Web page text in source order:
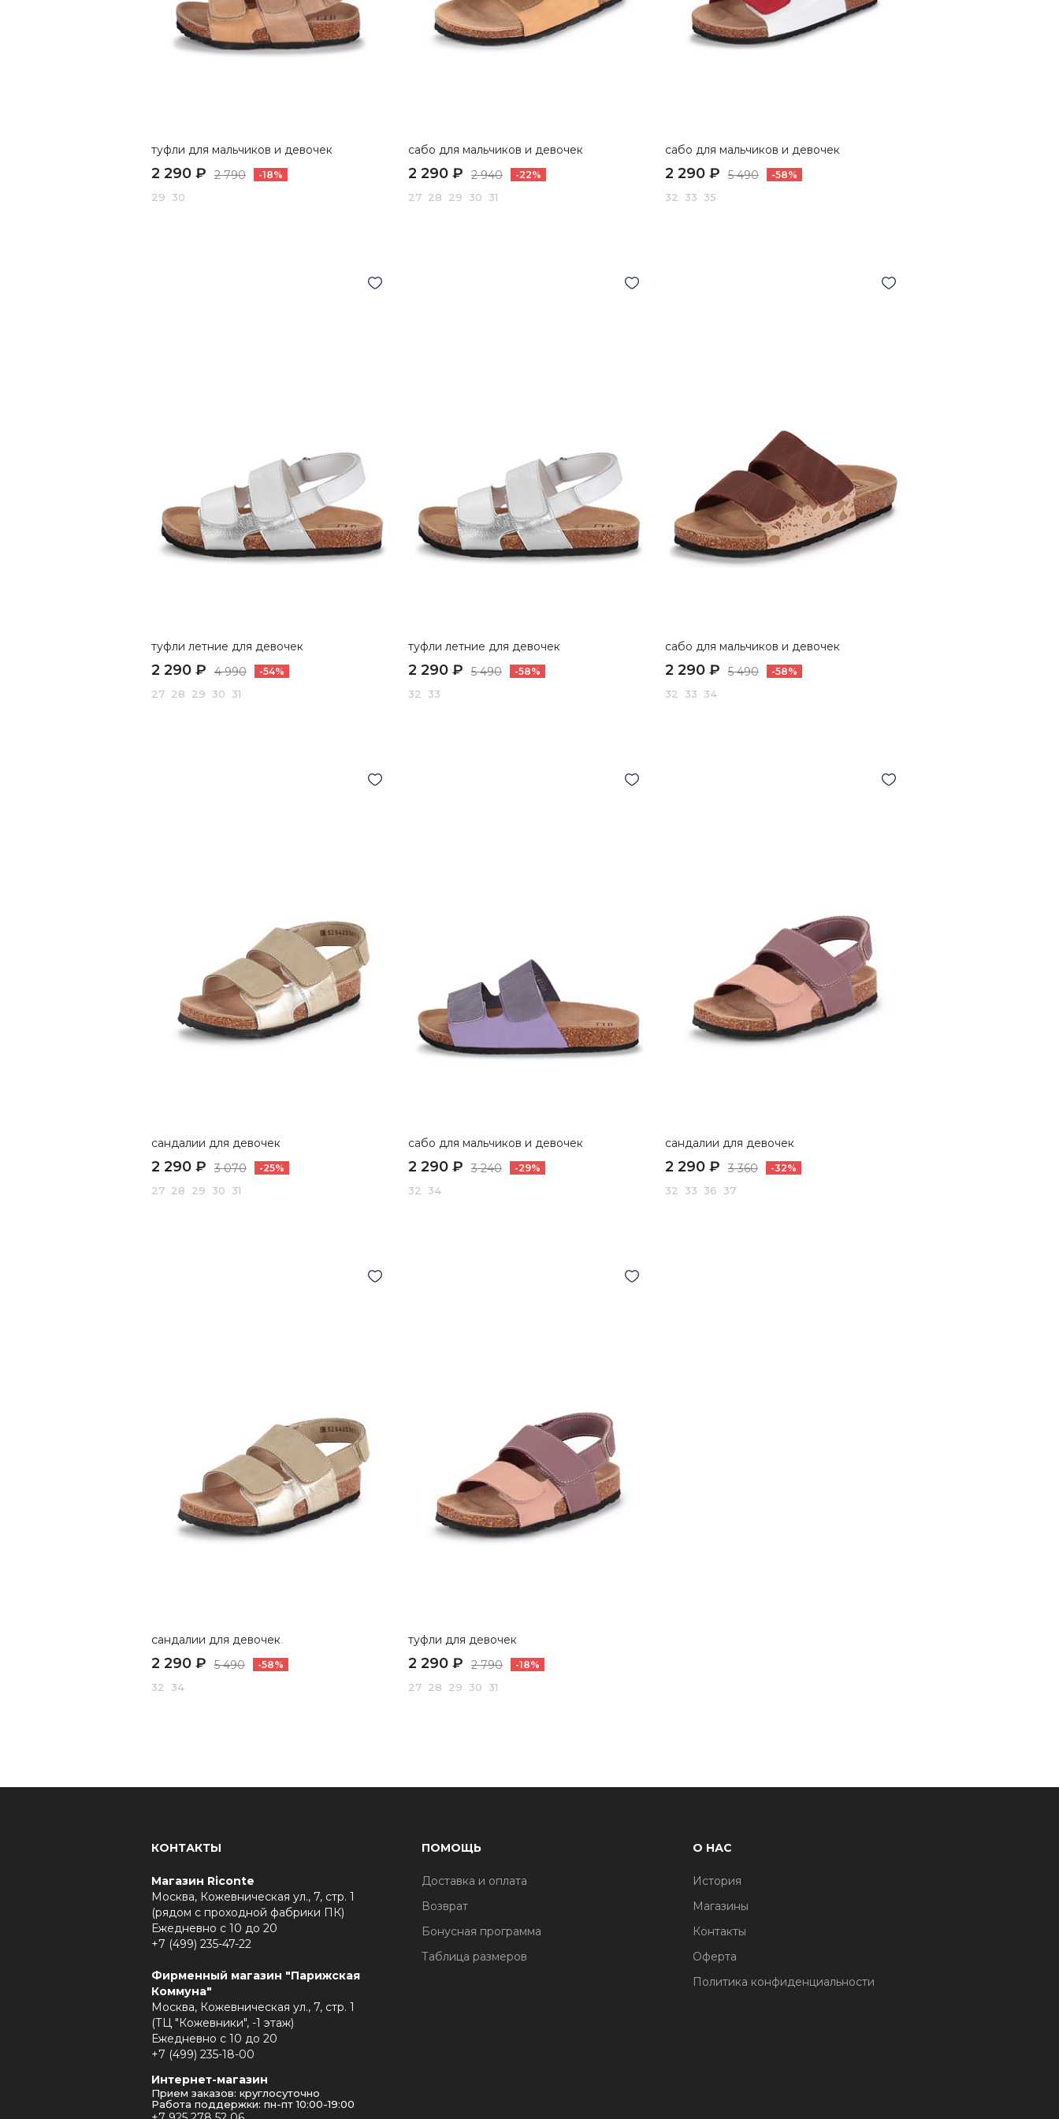
туфли для мальчиков и девочек
2 290 ₽ 2 790 -18%
29 30
сабо для мальчиков и девочек
2 290 ₽ 2 940 -22%
27 28 29 30 31
сабо для мальчиков и девочек
2 290 ₽ 5 490 -58%
32 33 35
туфли летние для девочек
2 290 ₽ 4 990 -54%
27 28 29 30 31
туфли летние для девочек
2 290 ₽ 5 490 -58%
32 33
сабо для мальчиков и девочек
2 290 ₽ 5 490 -58%
32 33 34
сандалии для девочек
2 290 ₽ 3 070 -25%
27 28 29 30 31
сабо для мальчиков и девочек
2 290 ₽ 3 240 -29%
32 34
сандалии для девочек
2 290 ₽ 3 360 -32%
32 33 36 37
сандалии для девочек
2 290 ₽ 5 490 -58%
32 34
туфли для девочек
2 290 ₽ 2 790 -18%
27 28 29 30 31
КОНТАКТЫ
Магазин Riconte
Москва, Кожевническая ул., 7, стр. 1
(рядом с проходной фабрики ПК)
Ежедневно с 10 до 20
+7 (499) 235-47-22
Фирменный магазин "Парижская
Коммуна"
Москва, Кожевническая ул., 7, стр. 1
(ТЦ "Кожевники", -1 этаж)
Ежедневно с 10 до 20
+7 (499) 235-18-00
Интернет-магазин
Прием заказов: круглосуточно
Работа поддержки: пн-пт 10:00-19:00
ПОМОЩЬ
Доставка и оплата
Возврат
Бонусная программа
Таблица размеров
О НАС
История
Магазины
Контакты
Оферта
Политика конфиденциальности